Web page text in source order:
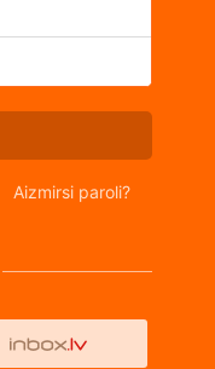
Aizmirsi paroli?